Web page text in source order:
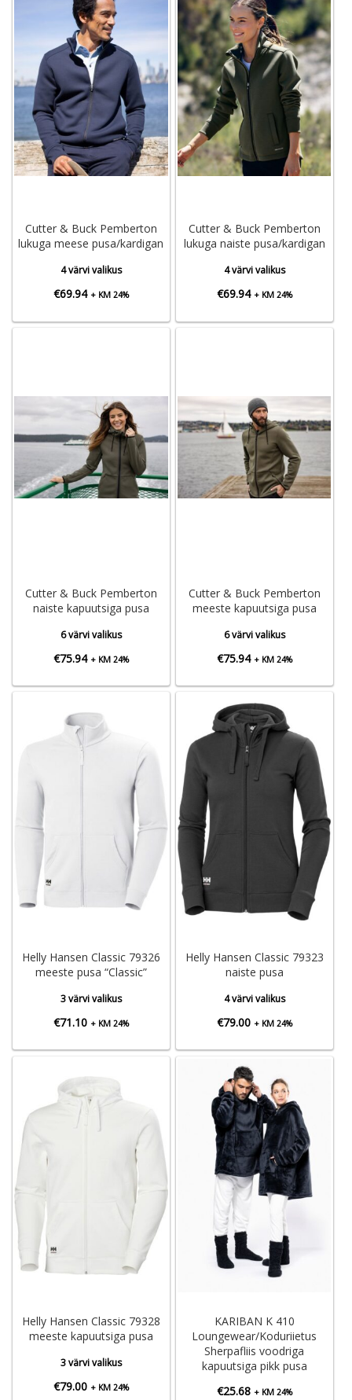
Cutter & Buck Pemberton
lukuga meese pusa/kardigan
4 värvi valikus
€69.94 + KM 24%
Cutter & Buck Pemberton
lukuga naiste pusa/kardigan
4 värvi valikus
€69.94 + KM 24%
Cutter & Buck Pemberton
naiste kapuutsiga pusa
6 värvi valikus
€75.94 + KM 24%
Cutter & Buck Pemberton
meeste kapuutsiga pusa
6 värvi valikus
€75.94 + KM 24%
Helly Hansen Classic 79326
meeste pusa “Classic”
3 värvi valikus
€71.10 + KM 24%
Helly Hansen Classic 79323
naiste pusa
4 värvi valikus
€79.00 + KM 24%
Helly Hansen Classic 79328
meeste kapuutsiga pusa
3 värvi valikus
€79.00 + KM 24%
KARIBAN K 410
Loungewear/Koduriietus
Sherpafliis voodriga
kapuutsiga pikk pusa
€25.68 + KM 24%